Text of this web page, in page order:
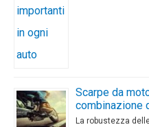
Scarpe da
combinazione
La robustezza